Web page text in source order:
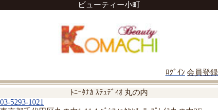
ビューティー小町
ﾛｸﾞｲﾝ 会員登録
ﾄﾆｰﾀﾅｶ ｽﾃｭﾃﾞｨｵ 丸の内
03-5293-1021